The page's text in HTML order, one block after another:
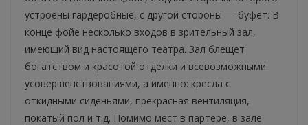
устроены гардеробные, с другой стороны — буфет. В
конце фойе несколько входов в зрительный зал,
имеющий вид настоящего театра. Зал блещет
богатством и красотой отделки и всевозможными
усовершенствованиями, а именно: кресла с
откидными сиденьями, прекрасная вентиляция,
покатый пол и т.д. Помимо мест в партере, в зале